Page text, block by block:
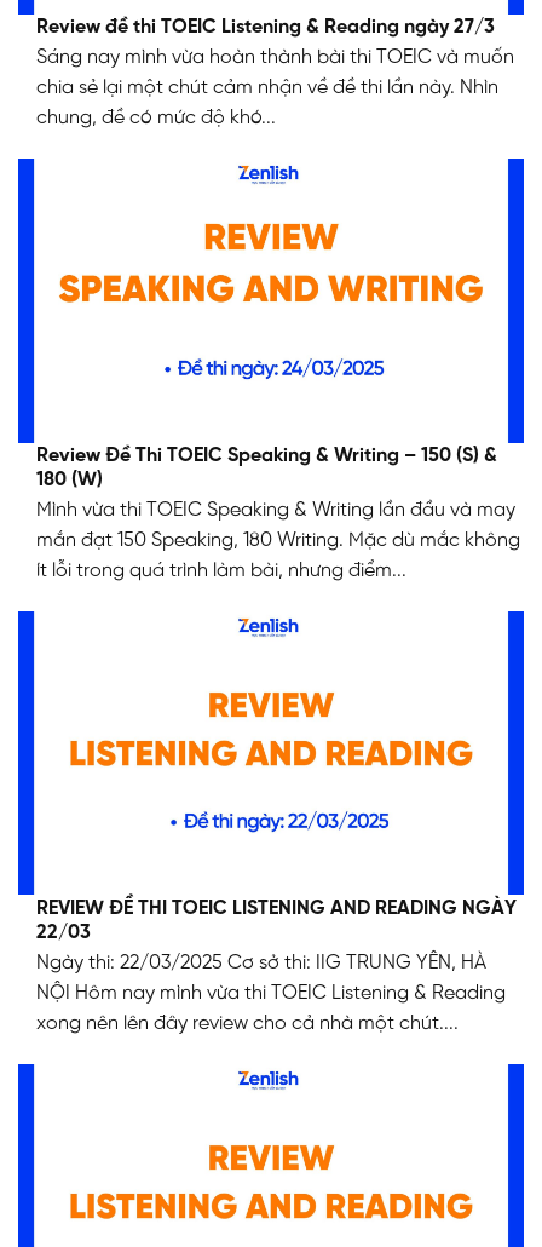
Review đề thi TOEIC Listening & Reading ngày 27/3
Sáng nay mình vừa hoàn thành bài thi TOEIC và muốn
chia sẻ lại một chút cảm nhận về đề thi lần này. Nhìn
chung, đề có mức độ khó...
Review Đề Thi TOEIC Speaking & Writing – 150 (S) &
180 (W)
Mình vừa thi TOEIC Speaking & Writing lần đầu và may
mắn đạt 150 Speaking, 180 Writing. Mặc dù mắc không
ít lỗi trong quá trình làm bài, nhưng điểm...
REVIEW ĐỀ THI TOEIC LISTENING AND READING NGÀY
22/03
Ngày thi: 22/03/2025 Cơ sở thi: IIG TRUNG YÊN, HÀ
NỘI Hôm nay mình vừa thi TOEIC Listening & Reading
xong nên lên đây review cho cả nhà một chút....